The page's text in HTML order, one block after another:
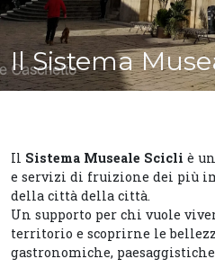
Il Sistema
Il Sistema Museale Scicli è
e servizi di fruizione dei più
della città della città.
Un supporto per chi vuole
territorio e scoprirne le
gastronomiche,